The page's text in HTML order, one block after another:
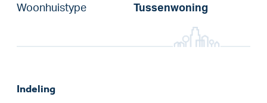
Woonhuistype
Tussenwoning
Indeling